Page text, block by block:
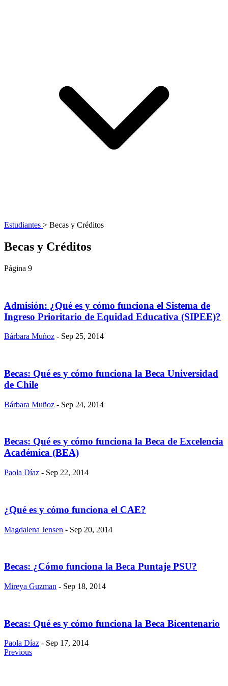
Estudiantes > Becas y Créditos
Becas y Créditos
Página 9
Admisión: ¿Qué es y cómo funciona el Sistema de
Ingreso Prioritario de Equidad Educativa (SIPEE)?
Bárbara Muñoz - Sep 25, 2014
Becas: Qué es y cómo funciona la Beca Universidad
de Chile
Bárbara Muñoz - Sep 24, 2014
Becas: Qué es y cómo funciona la Beca de Excelencia
Académica (BEA)
Paola Díaz - Sep 22, 2014
​¿Qué es y cómo funciona el CAE?
Magdalena Jensen - Sep 20, 2014
Becas: ¿Cómo funciona la Beca Puntaje PSU?
Mireya Guzman - Sep 18, 2014
Becas: Qué es y cómo funciona la Beca Bicentenario
Paola Díaz - Sep 17, 2014
Previous